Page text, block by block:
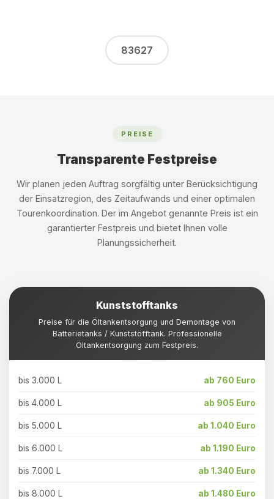
83627
PREISE
Transparente Festpreise
Wir planen jeden Auftrag sorgfältig unter Berücksichtigung
der Einsatzregion, des Zeitaufwands und einer optimalen
Tourenkoordination. Der im Angebot genannte Preis ist ein
garantierter Festpreis und bietet Ihnen volle
Planungssicherheit.
Kunststofftanks
Preise für die Öltankentsorgung und Demontage von
Batterietanks / Kunststofftank. Professionelle
Öltankentsorgung zum Festpreis.
bis 3.000 L ab 760 Euro
bis 4.000 L ab 905 Euro
bis 5.000 L ab 1.040 Euro
bis 6.000 L ab 1.190 Euro
bis 7.000 L ab 1.340 Euro
bis 8.000 L ab 1.480 Euro